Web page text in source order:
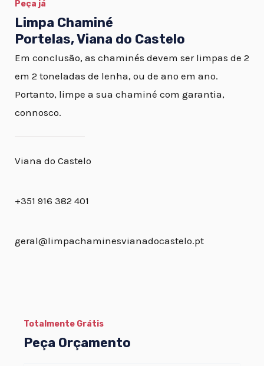
Peça já
Limpa Chaminé
Portelas, Viana do Castelo
Em conclusão, as chaminés devem ser limpas de 2
em 2 toneladas de lenha, ou de ano em ano.
Portanto, limpe a sua chaminé com garantia,
connosco.
Viana do Castelo
+351 916 382 401
geral@limpachaminesvianadocastelo.pt
Totalmente Grátis
Peça Orçamento